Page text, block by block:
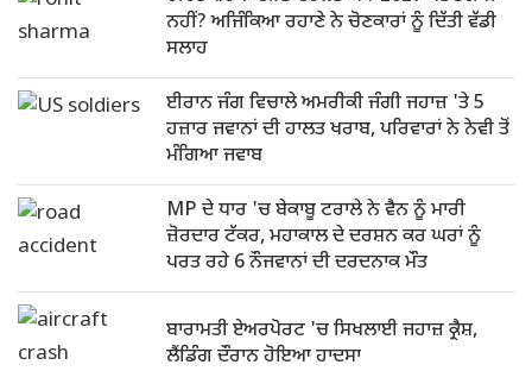
ਨਹੀਂ? ਅਜਿੰਕਿਆ ਰਹਾਣੇ ਨੇ ਚੋਣਕਾਰਾਂ ਨੂੰ ਦਿੱਤੀ ਵੱਡੀ
ਸਲਾਹ
ਈਰਾਨ ਜੰਗ ਵਿਚਾਲੇ ਅਮਰੀਕੀ ਜੰਗੀ ਜਹਾਜ਼ 'ਤੇ 5
ਹਜ਼ਾਰ ਜਵਾਨਾਂ ਦੀ ਹਾਲਤ ਖਰਾਬ, ਪਰਿਵਾਰਾਂ ਨੇ ਨੇਵੀ ਤੋਂ
ਮੰਗਿਆ ਜਵਾਬ
MP ਦੇ ਧਾਰ 'ਚ ਬੇਕਾਬੂ ਟਰਾਲੇ ਨੇ ਵੈਨ ਨੂੰ ਮਾਰੀ
ਜ਼ੋਰਦਾਰ ਟੱਕਰ, ਮਹਾਕਾਲ ਦੇ ਦਰਸ਼ਨ ਕਰ ਘਰਾਂ ਨੂੰ
ਪਰਤ ਰਹੇ 6 ਨੌਜਵਾਨਾਂ ਦੀ ਦਰਦਨਾਕ ਮੌਤ
ਬਾਰਾਮਤੀ ਏਅਰਪੋਰਟ 'ਚ ਸਿਖਲਾਈ ਜਹਾਜ਼ ਕ੍ਰੈਸ਼,
ਲੈਂਡਿੰਗ ਦੌਰਾਨ ਹੋਇਆ ਹਾਦਸਾ